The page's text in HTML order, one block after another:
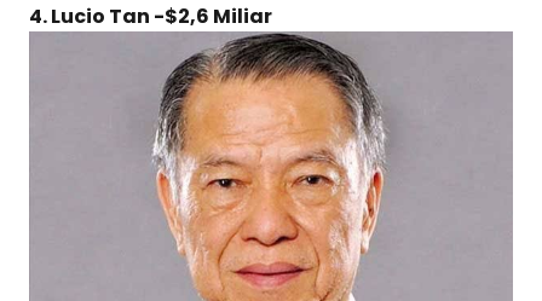
4. Lucio Tan -$2,6 Miliar